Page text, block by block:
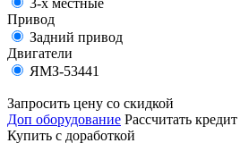
Привод
Задний привод
Двигатели
ЯМЗ-53441
Запросить цену со скидкой
Доп оборудование Рассчитать кредит
Купить с доработкой